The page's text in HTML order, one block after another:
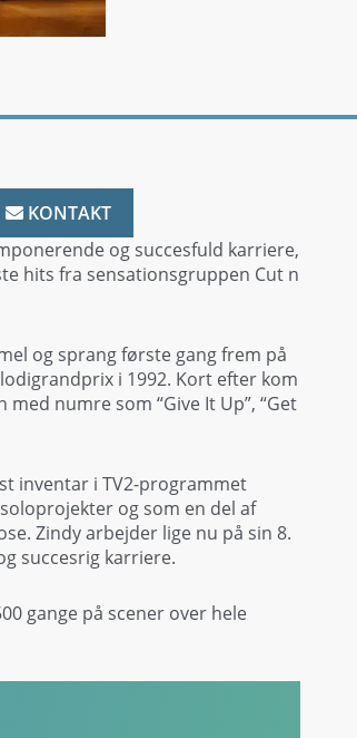
KONTAKT
og succesfuld karriere,
hits fra sensationsgruppen Cut n
og sprang første gang frem på
i 1992. Kort efter kom
numre som “Give It Up”, “Get
inventar i TV2-programmet
og som en del af
Zindy arbejder lige nu på sin 8.
succesrig karriere.
gange på scener over hele